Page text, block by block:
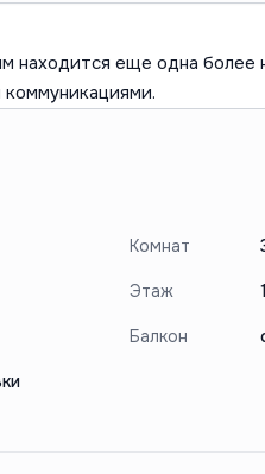
находится еще одна
Комнат
Этаж
Балкон